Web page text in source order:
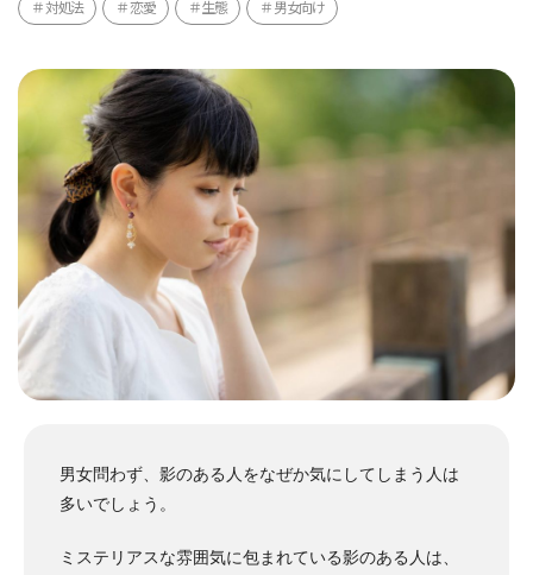
対処法 恋愛 生態 男女向け
男女問わず、影のある人をなぜか気にしてしまう人は
多いでしょう。
ミステリアスな雰囲気に包まれている影のある人は、